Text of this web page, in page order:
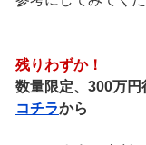
残りわずか！
数量限定、300万
コチラから